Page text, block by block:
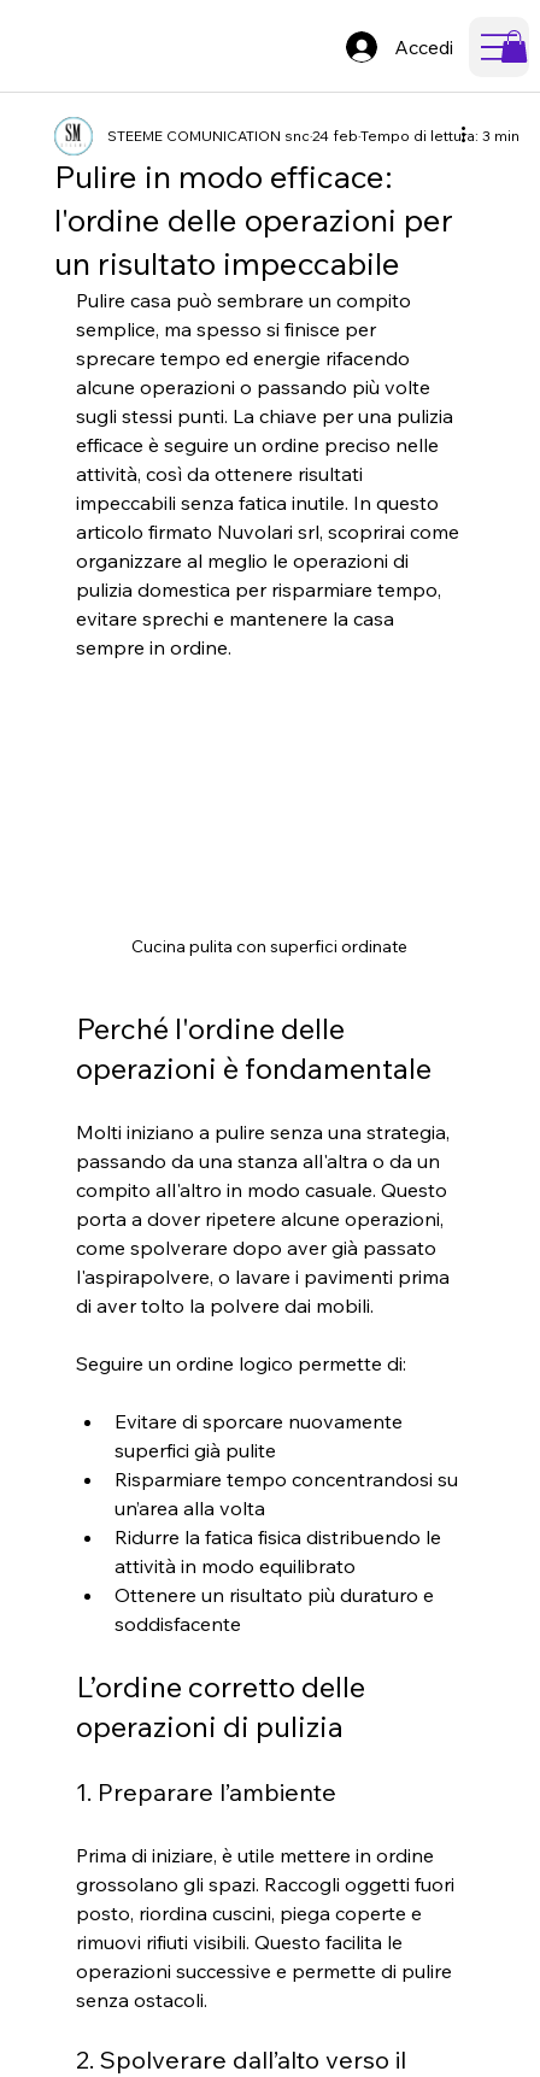
Accedi
Pulire in modo efficace:
l'ordine delle operazioni per
un risultato impeccabile
STEEME COMUNICATION snc24 febTempo di lettura: 3 min
Pulire casa può sembrare un compito
semplice, ma spesso si finisce per
sprecare tempo ed energie rifacendo
alcune operazioni o passando più volte
sugli stessi punti. La chiave per una pulizia
efficace è seguire un ordine preciso nelle
attività, così da ottenere risultati
impeccabili senza fatica inutile. In questo
articolo firmato Nuvolari srl, scoprirai come
organizzare al meglio le operazioni di
pulizia domestica per risparmiare tempo,
evitare sprechi e mantenere la casa
sempre in ordine.
Cucina pulita con superfici ordinate
Perché l'ordine delle
operazioni è fondamentale
Molti iniziano a pulire senza una strategia,
passando da una stanza all'altra o da un
compito all'altro in modo casuale. Questo
porta a dover ripetere alcune operazioni,
come spolverare dopo aver già passato
l'aspirapolvere, o lavare i pavimenti prima
di aver tolto la polvere dai mobili.
Seguire un ordine logico permette di:
Evitare di sporcare nuovamente
superfici già pulite
Risparmiare tempo concentrandosi su
un’area alla volta
Ridurre la fatica fisica distribuendo le
attività in modo equilibrato
Ottenere un risultato più duraturo e
soddisfacente
L’ordine corretto delle
operazioni di pulizia
1. Preparare l’ambiente
Prima di iniziare, è utile mettere in ordine
grossolano gli spazi. Raccogli oggetti fuori
posto, riordina cuscini, piega coperte e
rimuovi rifiuti visibili. Questo facilita le
operazioni successive e permette di pulire
senza ostacoli.
2. Spolverare dall’alto verso il